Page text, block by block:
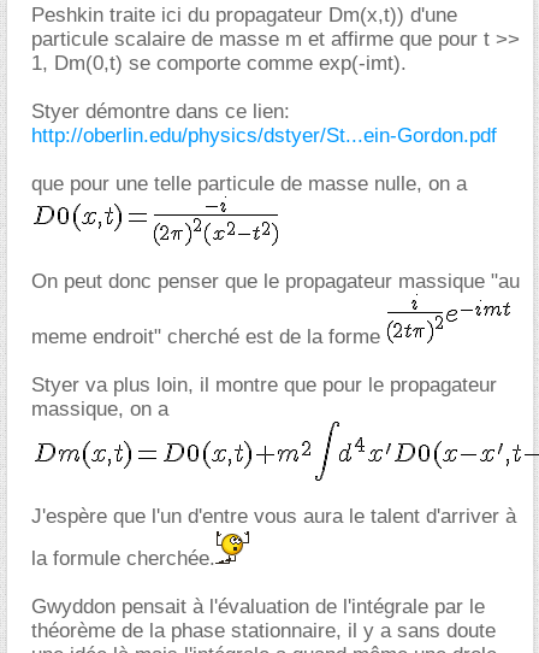
Peshkin traite ici du propagateur Dm(x,t)) d'une
particule scalaire de masse m et affirme que pour t >>
1, Dm(0,t) se comporte comme exp(-imt).
Styer démontre dans ce lien:
http://oberlin.edu/physics/dstyer/St...ein-Gordon.pdf
que pour une telle particule de masse nulle, on a
On peut donc penser que le propagateur massique "au
meme endroit" cherché est de la forme
Styer va plus loin, il montre que pour le propagateur
massique, on a
J'espère que l'un d'entre vous aura le talent d'arriver à
la formule cherchée.
Gwyddon pensait à l'évaluation de l'intégrale par le
théorème de la phase stationnaire, il y a sans doute